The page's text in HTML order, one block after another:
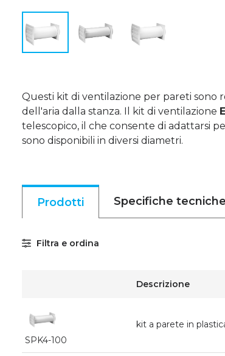
Questi kit di ventilazione per pareti sono
dell'aria dalla stanza. Il kit di ventilazione
telescopico, il che consente di adattarsi
sono disponibili in diversi diametri.
Prodotti Specifiche tecniche
Filtra e ordina
Descrizione
SPK4-100
kit a parete in